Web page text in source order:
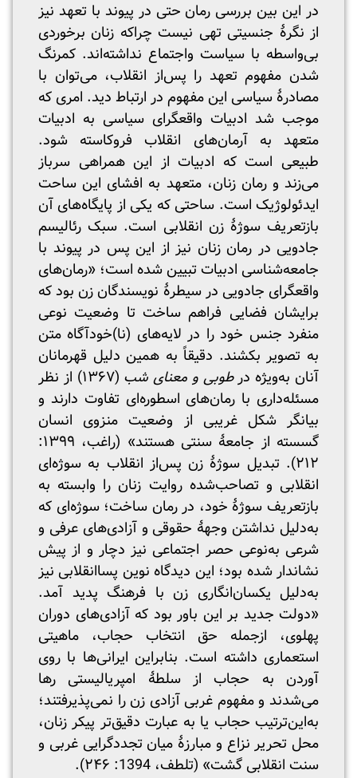
در این بین بررسی رمان حتی در پیوند با تعهد نیز
از نگرۀ جنسیتی تهی نیست چراکه زنان برخوردی
بی‌واسطه با سیاست واجتماع نداشته‌اند. کمرنگ
شدن مفهوم تعهد را پس‌از انقلاب، می‌توان با
مصادرۀ سیاسی این مفهوم در ارتباط دید. امری که
موجب شد ادبیات واقعگرای سیاسی ‎به ادبیات
متعهد به آرمان‌های انقلاب فروکاسته شود.
طبیعی است که ادبیات از این همراهی سرباز
می‌زند و رمان زنان، متعهد به افشای این ساحت
ایدئولوژیک است. ساحتی که یکی از پایگاه‌های آن
بازتعریف سوژۀ زن انقلابی است. سبک رئالیسم
جادویی در رمان زنان نیز از این پس در پیوند با
جامعه‌شناسی ادبیات تبیین شده است؛ «رمان‌های
واقعگرای جادویی در سیطرۀ نویسندگان زن بود که
برایشان فضایی فراهم ساخت تا وضعیت نوعی
منفرد جنس خود را در لایه‌های (نا)خودآگاه متن
به تصویر بکشند. دقیقاً به همین دلیل قهرمانان
آنان به‌ویژه درطوبی و معنای شب
(۱۳۶۷) از نظر
مسئله‌داری با رمان‌های اسطوره‌ای تفاوت دارند و
بیانگر شکل غریبی از وضعیت منزوی انسان
گسسته از جامعۀ سنتی هستند» (راغب، ۱۳۹۹:
۲۱۲). تبدیل سوژۀ زن پس‌از انقلاب به سوژه‌ای
انقلابی و تصاحب‌شده روایت زنان را وابسته‎ به
بازتعریف سوژۀ خود، در رمان ساخت؛ سوژه‌ای که
به‌دلیل نداشتن وجهۀ حقوقی و آزادی‌های عرفی و
شرعی به‌نوعی حصر اجتماعی نیز دچار و از پیش
نشان‎دار شده بود؛ این دیدگاه نوین پساانقلابی نیز
به‌دلیل یکسان‌انگاری زن با فرهنگ پدید آمد.
«دولت جدید بر این باور بود که آزادی‌های دوران
پهلوی، ازجمله حق انتخاب حجاب، ماهیتی
استعماری داشته است. بنابراین ایرانی‌ها با روی
آوردن به حجاب از سلطۀ امپریالیستی رها
می‌شدند و مفهوم غربی آزادی زن را نمی‌پذیرفتند؛
به‌این‌ترتیب حجاب یا به عبارت دقیق‌تر پیکر زنان،
محل تحریر نزاع و مبارزۀ میان تجددگرایی غربی و
سنت انقلابی گشت» (تلطف، 1394: ۲۴۶).